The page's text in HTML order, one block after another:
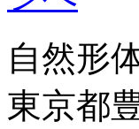
自然形
東京都